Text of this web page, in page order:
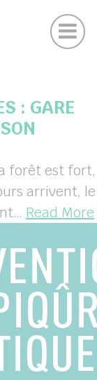
/
: GARE
forêt est fort,
arrivent, le
Read More